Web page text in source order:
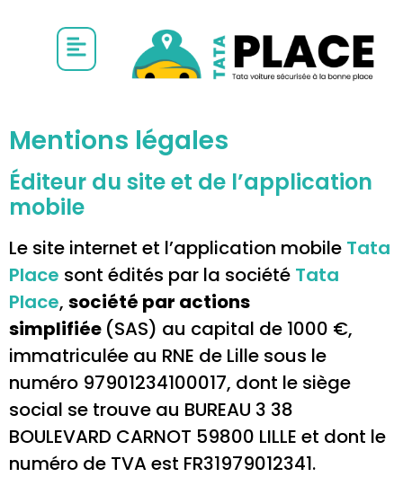
Mentions légales
Éditeur du site et de l’application
mobile
Le site internet et l’application mobile Tata
Place sont édités par la société Tata
Place, société par actions
simplifiée (SAS) au capital de 1000 €,
immatriculée au RNE de Lille sous le
numéro 97901234100017, dont le siège
social se trouve au BUREAU 3 38
BOULEVARD CARNOT 59800 LILLE et dont le
numéro de TVA est FR31979012341.